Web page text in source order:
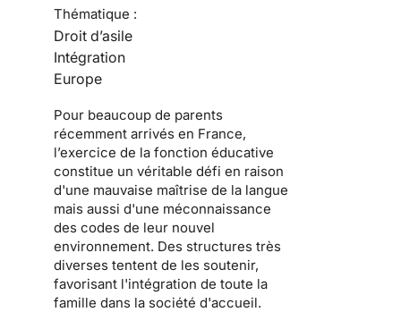
Thématique :
Droit d’asile
Intégration
Europe
Pour beaucoup de parents
récemment arrivés en France,
l’exercice de la fonction éducative
constitue un véritable défi en raison
d'une mauvaise maîtrise de la langue
mais aussi d'une méconnaissance
des codes de leur nouvel
environnement. Des structures très
diverses tentent de les soutenir,
favorisant l'intégration de toute la
famille dans la société d'accueil.